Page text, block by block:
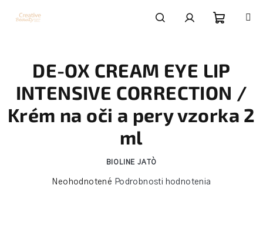
košík
DE-OX CREAM EYE LIP
INTENSIVE CORRECTION /
Krém na oči a pery vzorka 2
ml
BIOLINE JATÒ
Priemerné
Neohodnotené Podrobnosti hodnotenia